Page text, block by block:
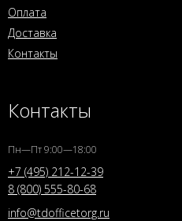
Оплата
Доставка
Контакты
Контакты
Пн—Пт 9:00—18:00
+7 (495) 212-12-39
8 (800) 555-80-68
info@tdofficetorg.ru